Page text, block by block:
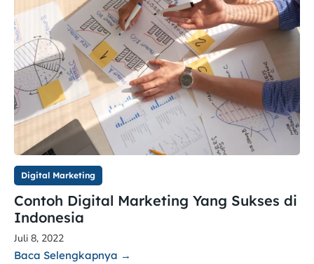
Digital Marketing
Contoh Digital Marketing Yang Sukses di
Indonesia
Juli 8, 2022
Baca Selengkapnya →